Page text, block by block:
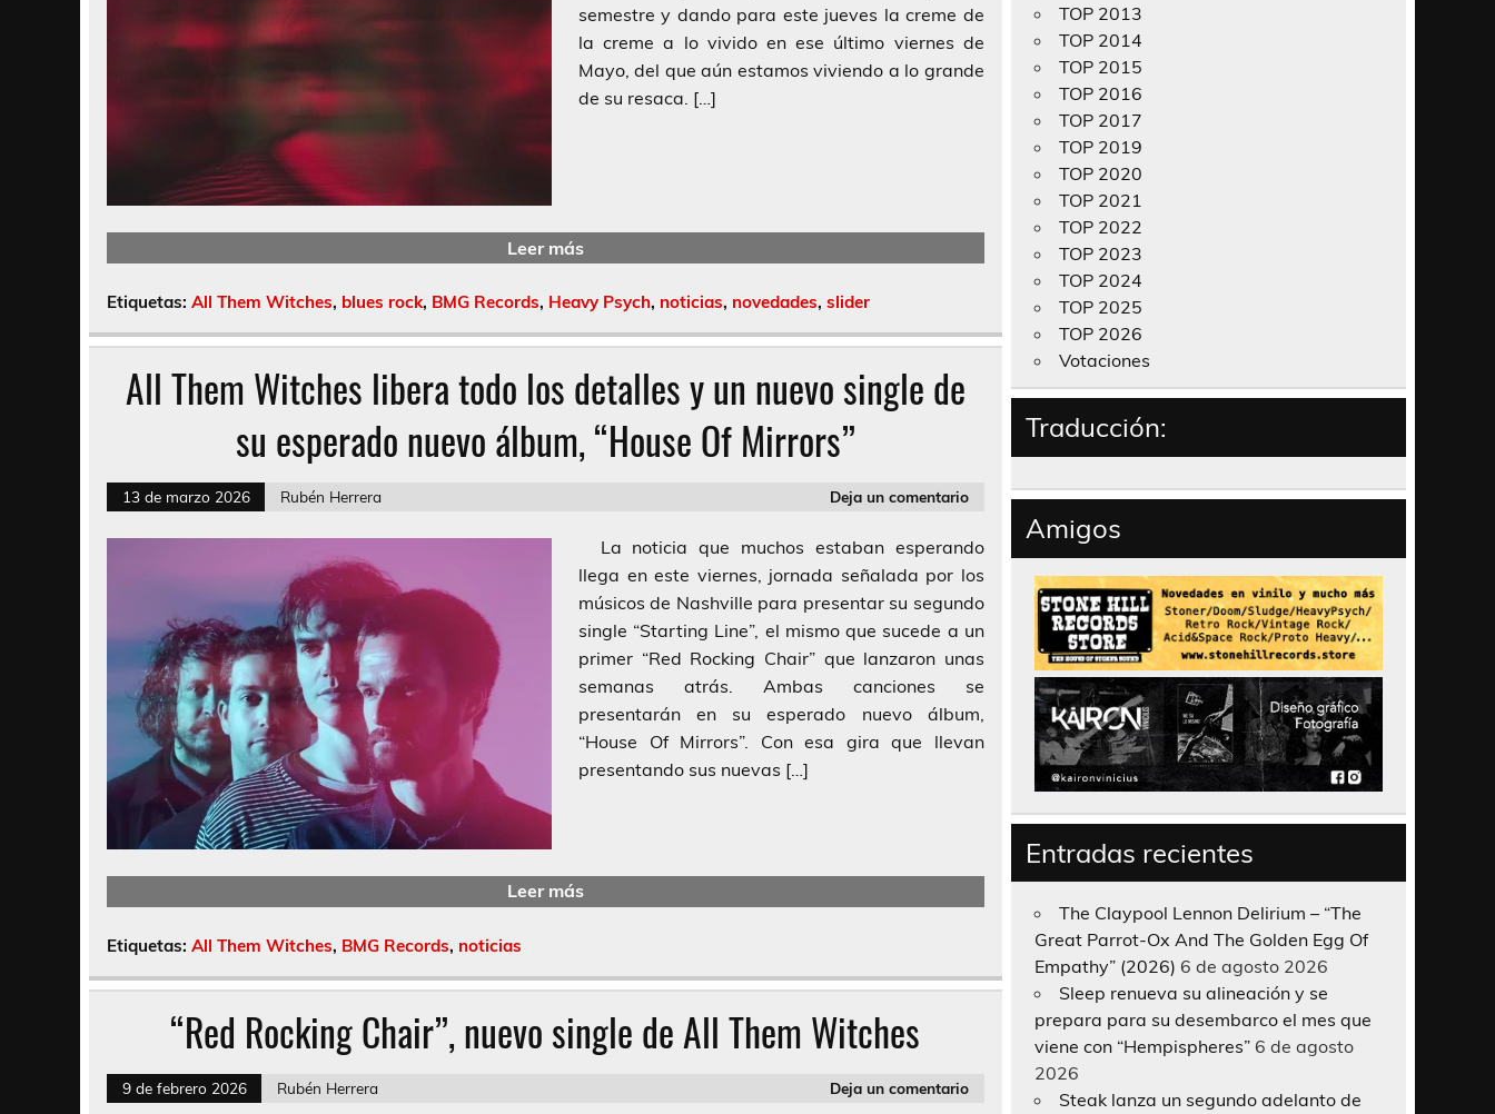
semestre y dando para este jueves la creme de
la creme a lo vivido en ese último viernes de
Mayo, del que aún estamos viviendo a lo grande
de su resaca. […]
Leer más
Etiquetas: All Them Witches, blues rock, BMG Records, Heavy Psych, noticias, novedades, slider
All Them Witches libera todo los detalles y un nuevo single de
su esperado nuevo álbum, “House Of Mirrors”
13 de marzo 2026 Rubén Herrera Deja un comentario
La noticia que muchos estaban esperando
llega en este viernes, jornada señalada por los
músicos de Nashville para presentar su segundo
single “Starting Line”, el mismo que sucede a un
primer “Red Rocking Chair” que lanzaron unas
semanas atrás. Ambas canciones se
presentarán en su esperado nuevo álbum,
“House Of Mirrors”. Con esa gira que llevan
presentando sus nuevas […]
Leer más
Etiquetas: All Them Witches, BMG Records, noticias
“Red Rocking Chair”, nuevo single de All Them Witches
9 de febrero 2026 Rubén Herrera Deja un comentario
TOP 2013
TOP 2014
TOP 2015
TOP 2016
TOP 2017
TOP 2019
TOP 2020
TOP 2021
TOP 2022
TOP 2023
TOP 2024
TOP 2025
TOP 2026
Votaciones
Traducción:
Amigos
Entradas recientes
The Claypool Lennon Delirium – “The
Great Parrot-Ox And The Golden Egg Of
Empathy” (2026) 6 de agosto 2026
Sleep renueva su alineación y se
prepara para su desembarco el mes que
viene con “Hempispheres” 6 de agosto
2026
Steak lanza un segundo adelanto de